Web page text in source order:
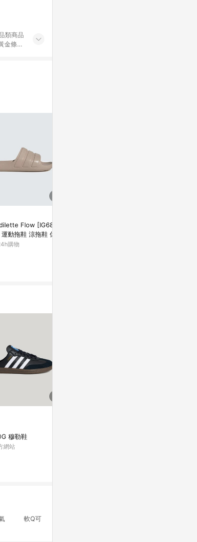
金條
3. 訂
Flow [IG6859]
動拖鞋 涼拖鞋 休閒
購物
穆勒鞋
網站
透氣 軟Q可